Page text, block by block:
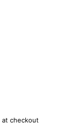
at checkout